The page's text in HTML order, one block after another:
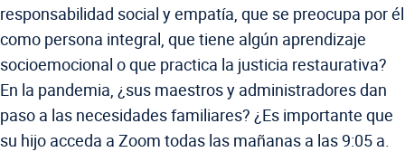
responsabilidad social y empatía, que se preocupa por él
como persona integral, que tiene algún aprendizaje
socioemocional o que practica la justicia restaurativa?
En la pandemia, ¿sus maestros y administradores dan
paso a las necesidades familiares? ¿Es importante que
su hijo acceda a Zoom todas las mañanas a las 9:05 a.